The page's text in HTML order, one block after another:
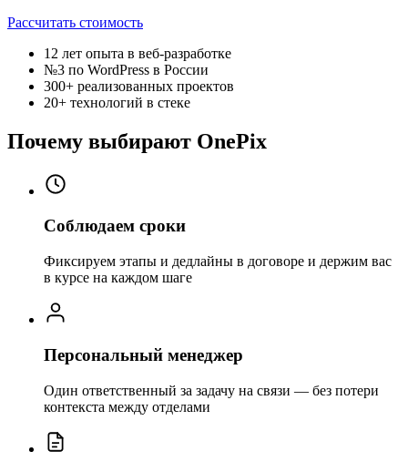
Рассчитать стоимость
12 лет опыта в веб-разработке
№3 по WordPress в России
300+ реализованных проектов
20+ технологий в стеке
Почему выбирают OnePix
Соблюдаем сроки
Фиксируем этапы и дедлайны в договоре и держим вас
в курсе на каждом шаге
Персональный менеджер
Один ответственный за задачу на связи — без потери
контекста между отделами